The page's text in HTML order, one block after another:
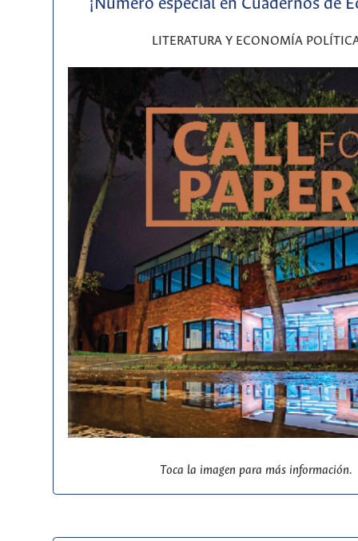
¡Número especial en Cuadernos de
LITERATURA Y ECONOMÍA
Toca la imagen para más información.